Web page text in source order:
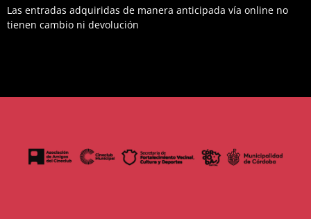
Las entradas adquiridas de manera anticipada vía online no
tienen cambio ni devolución